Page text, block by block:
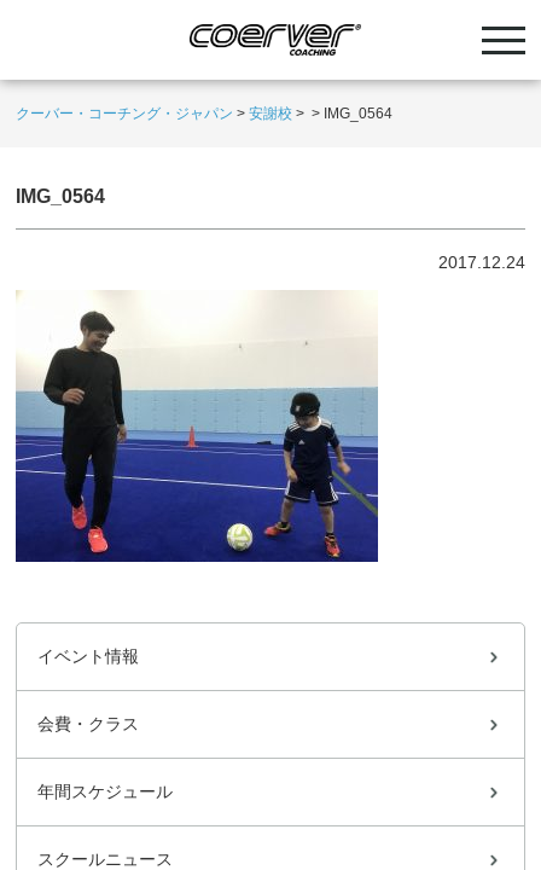
クーバー・コーチング・ジャパン >安謝校 > > IMG_0564
IMG_0564
2017.12.24
イベント情報
会費・クラス
年間スケジュール
スクールニュース